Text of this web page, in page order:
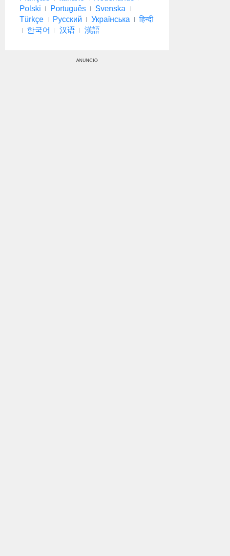
Polski
Português
Svenska
Türkçe
Русский Українська
हिन्दी
한국어
汉语 漢語
ANUNCIO